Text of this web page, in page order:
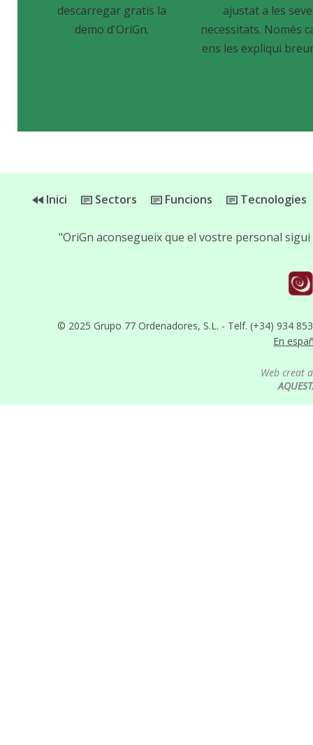
descarregar gratis la
demo d'OriGn.
ajustat a les
necessitats. Només
ens les expliqui
Inici Sectors Funcions Tecnologies
© 2025 Grupo 77 Ordenadores, S.L. - Telf. (+34) 934
En
"OriGn aconsegueix que el vostre personal
Web creat